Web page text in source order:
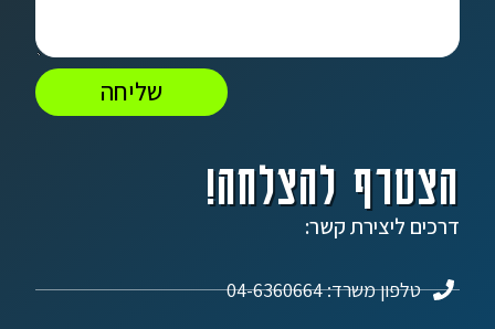
הצטרף להצלחה!
דרכים ליצירת קשר:
טלפון משרד: 04-6360664
שליחה